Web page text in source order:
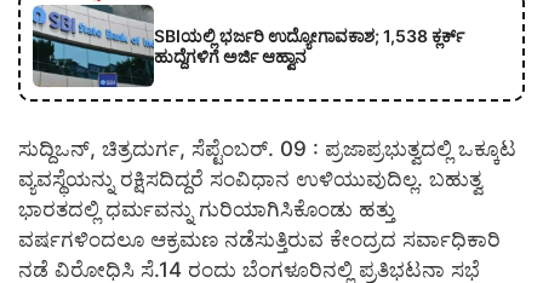
SBIಯಲ್ಲಿ ಭರ್ಜರಿ ಉದ್ಯೋಗಾವಕಾಶ; 1,538 ಕ್ಲರ್ಕ್
ಹುದ್ದೆಗಳಿಗೆ ಅರ್ಜಿ ಆಹ್ವಾನ
ಸುದ್ದಿಒನ್, ಚಿತ್ರದುರ್ಗ, ಸೆಪ್ಟೆಂಬರ್. 09 : ಪ್ರಜಾಪ್ರಭುತ್ವದಲ್ಲಿ ಒಕ್ಕೂಟ
ವ್ಯವಸ್ಥೆಯನ್ನು ರಕ್ಷಿಸದಿದ್ದರೆ ಸಂವಿಧಾನ ಉಳಿಯುವುದಿಲ್ಲ. ಬಹುತ್ವ
ಭಾರತದಲ್ಲಿ ಧರ್ಮವನ್ನು ಗುರಿಯಾಗಿಸಿಕೊಂಡು ಹತ್ತು
ವರ್ಷಗಳಿಂದಲೂ ಆಕ್ರಮಣ ನಡೆಸುತ್ತಿರುವ ಕೇಂದ್ರದ ಸರ್ವಾಧಿಕಾರಿ
ನಡೆ ವಿರೋಧಿಸಿ ಸೆ.14 ರಂದು ಬೆಂಗಳೂರಿನಲ್ಲಿ ಪ್ರತಿಭಟನಾ ಸಭೆ